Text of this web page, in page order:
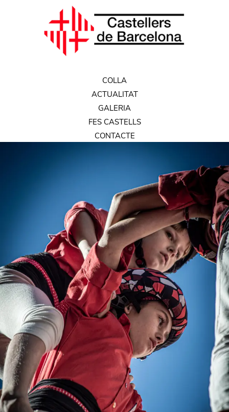
COLLA
ACTUALITAT
GALERIA
FES CASTELLS
CONTACTE